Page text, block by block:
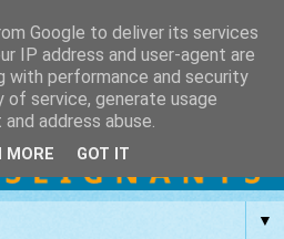
▼
Google to deliver its services
IP address and user-agent are
with performance and security
service, generate usage
address abuse.
MORE GOT IT